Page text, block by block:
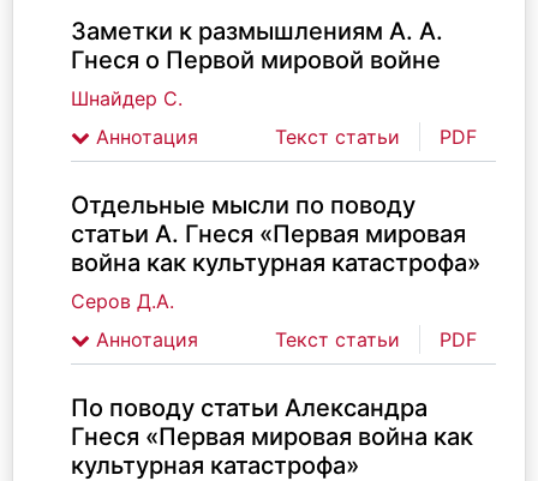
Заметки к размышлениям А. А.
Гнеся о Первой мировой войне
Шнайдер С.
Аннотация
Текст статьи PDF
Отдельные мысли по поводу
статьи А. Гнеся «Первая мировая
война как культурная катастрофа»
Серов Д.А.
Аннотация
Текст статьи PDF
По поводу статьи Александра
Гнеся «Первая мировая война как
культурная катастрофа»